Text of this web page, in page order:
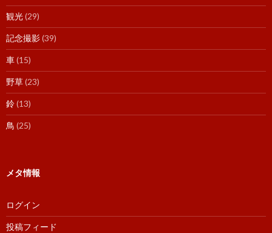
観光(29)
記念撮影(39)
車(15)
野草(23)
鈴(13)
鳥 (25)
メタ情報
ログイン
投稿フィード